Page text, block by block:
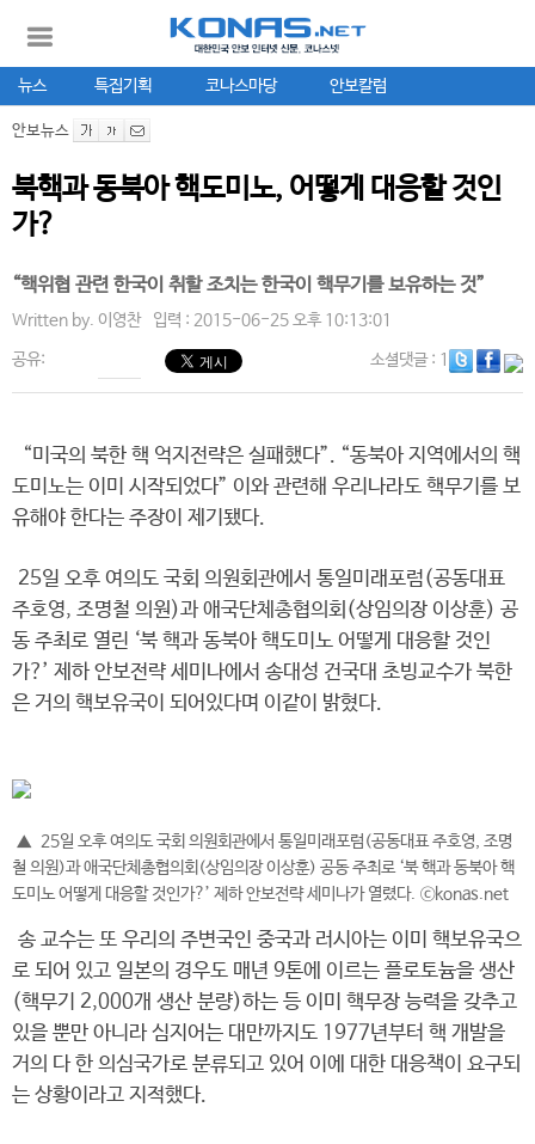
뉴스 특집기획 코나스마당 안보칼럼
안보뉴스
북핵과 동북아 핵도미노, 어떻게 대응할 것인
가?
“핵위협 관련 한국이 취할 조치는 한국이 핵무기를 보유하는 것”
Written by. 이영찬 입력 : 2015-06-25 오후 10:13:01
공유: 소셜댓글: 1
“미국의 북한 핵 억지전략은 실패했다”. “동북아 지역에서의 핵
도미노는 이미 시작되었다” 이와 관련해 우리나라도 핵무기를 보
유해야 한다는 주장이 제기됐다.
25일 오후 여의도 국회 의원회관에서 통일미래포럼(공동대표
주호영, 조명철 의원)과 애국단체총협의회(상임의장 이상훈) 공
동 주최로 열린 ‘북 핵과 동북아 핵도미노 어떻게 대응할 것인
가?’ 제하 안보전략 세미나에서 송대성 건국대 초빙교수가 북한
은 거의 핵보유국이 되어있다며 이같이 밝혔다.
▲ 25일 오후 여의도 국회 의원회관에서 통일미래포럼(공동대표 주호영, 조명
철 의원)과 애국단체총협의회(상임의장 이상훈) 공동 주최로 ‘북 핵과 동북아 핵
도미노 어떻게 대응할 것인가?’ 제하 안보전략 세미나가 열렸다. ⓒkonas.net
송 교수는 또 우리의 주변국인 중국과 러시아는 이미 핵보유국으
로 되어 있고 일본의 경우도 매년 9톤에 이르는 플로토늄을 생산
(핵무기 2,000개 생산 분량)하는 등 이미 핵무장 능력을 갖추고
있을 뿐만 아니라 심지어는 대만까지도 1977년부터 핵 개발을
거의 다 한 의심국가로 분류되고 있어 이에 대한 대응책이 요구되
는 상황이라고 지적했다.